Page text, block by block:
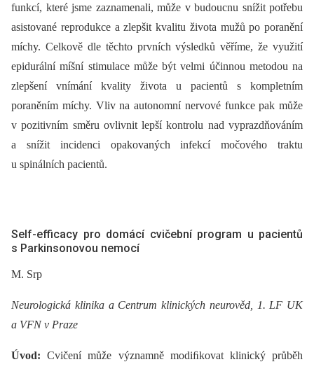
funkcí, které jsme zaznamenali, může v budoucnu snížit potřebu
asistované reprodukce a zlepšit kvalitu života mužů po poranění
míchy. Celkově dle těchto prvních výsledků věříme, že využití
epidurální míšní stimulace může být velmi účinnou metodou na
zlepšení vnímání kvality života u pacientů s kompletním
poraněním míchy. Vliv na autonomní nervové funkce pak může
v pozitivním směru ovlivnit lepší kontrolu nad vyprazdňováním
a snížit incidenci opakovaných infekcí močového traktu
u spinálních pacientů.
Self-efficacy pro domácí cvičební program u pacientů
s Parkinsonovou nemocí
M. Srp
Neurologická klinika a Centrum klinických neurověd, 1. LF UK
a VFN v Praze
Úvod:Cvičení může významně modiﬁkovat klinický průběh